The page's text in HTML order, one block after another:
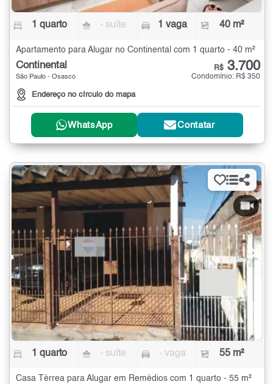
1 quarto - suíte 1 vaga 40 m²
Apartamento para Alugar no Continental com 1 quarto - 40 m²
Continental
São Paulo - Osasco
Endereço no círculo do mapa
R$ 3.700
Condomínio: R$ 350
WhatsApp Contatar
1 quarto - suíte - vaga 55 m²
Casa Térrea para Alugar em Remédios com 1 quarto - 55 m²